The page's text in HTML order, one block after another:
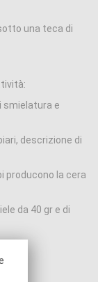
una teca di
smielatura e
descrizione di
producono la cera
da 40 gr e di